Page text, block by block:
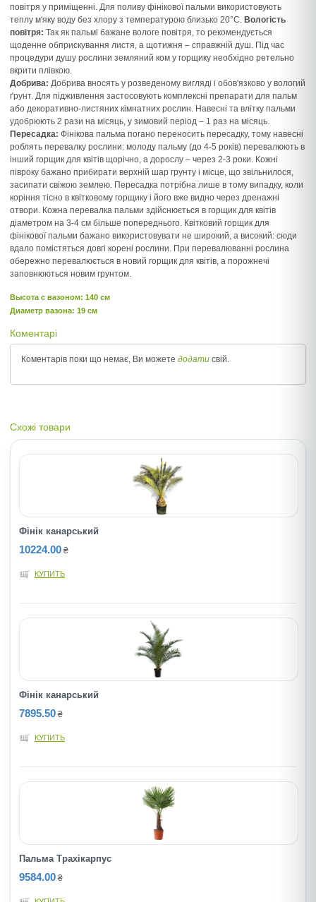
повітря у приміщенні. Для поливу фінікової пальми використовують
теплу м'яку воду без хлору з температурою близько 20°C. Вологість
повітря: Так як пальмі бажане вологе повітря, то рекомендується
щоденне обприскування листя, а щотижня – справжній душ. Під час
процедури душу рослини земляний ком у горщику необхідно ретельно
вкрити плівкою.
Добрива: Добрива вносять у розведеному вигляді і обов'язково у вологий
ґрунт. Для підживлення застосовують комплексні препарати для пальм
або декоративно-листяних кімнатних рослин. Навесні та влітку пальми
удобрюють 2 рази на місяць, у зимовий період – 1 раз на місяць.
Пересадка: Фінікова пальма погано переносить пересадку, тому навесні
роблять перевалку рослини: молоду пальму (до 4-5 років) перевалюють в
інший горщик для квітів щорічно, а дорослу – через 2-3 роки. Кожні
півроку бажано прибирати верхній шар грунту і місце, що звільнилося,
засипати свіжою землею. Пересадка потрібна лише в тому випадку, коли
коріння тісно в квітковому горщику і його вже видно через дренажні
отвори. Кожна перевалка пальми здійснюється в горщик для квітів
діаметром на 3-4 см більше попереднього. Квітковий горщик для
фінікової пальми бажано використовувати не широкий, а високий: сюди
вдало помістяться довгі корені рослини. При перевалюванні рослина
обережно перевалюється в новий горщик для квітів, а порожнечі
заповнюються новим грунтом.
Высота c вазоном: 140 см
Диаметр вазона: 19 см
Коментарі
Коментарів поки що немає, Ви можете додати свій.
Схожі товари
Фінік канарський
10224.00 ₴
КУПИТЬ
Фінік канарський
7895.50 ₴
КУПИТЬ
Пальма Трахікарпус
9584.00 ₴